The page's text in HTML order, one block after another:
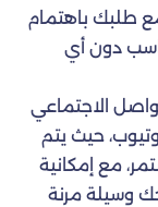
طلبك باهتمام
دون أي
الاجتماعي
حيث يتم
مع إمكانية
وسيلة مرنة